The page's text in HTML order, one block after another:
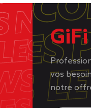
GiFi
vos
notre